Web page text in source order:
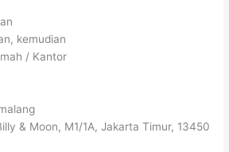
kemudian
/ Kantor
& Moon, M1/1A, Jakarta Timur, 13450